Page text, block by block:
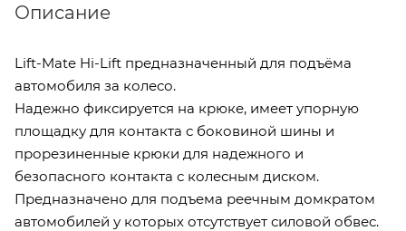
Описание
Lift-Mate Hi-Lift предназначенный для подъёма
автомобиля за колесо.
Надежно фиксируется на крюке, имеет упорную
площадку для контакта с боковиной шины и
прорезиненные крюки для надежного и
безопасного контакта с колесным диском.
Предназначено для подъема реечным домкратом
автомобилей у которых отсутствует силовой обвес.